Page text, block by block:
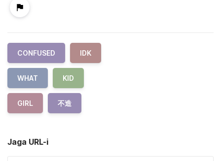
CONFUSED IDK
WHAT KID
GIRL 不造
Jaga URL-i